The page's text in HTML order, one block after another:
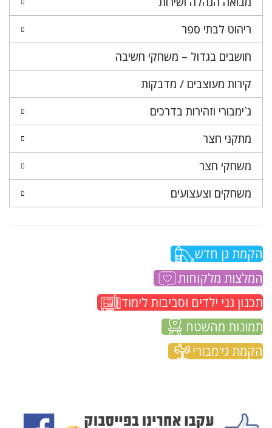
ריהוט לבתי ספר
חושבים בגדול – משחקי חשיבה
קירות מעוצבים / מדבקות
ג`ימבורי וזהירות בדרכים
מתקני חצר
משחקי חצר
משחקים וצעצועים
הקמת גן חדש
המלצות מלקוחות
תכנון גני ילדים וסביבות לימוד
תמונות מהשטח
הקמת גי'מבורי